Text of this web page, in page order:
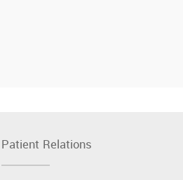
Patient Relations